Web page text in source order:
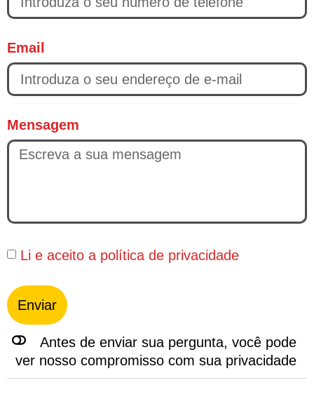
Email
Mensagem
Li e aceito a política de privacidade
Enviar
Antes de enviar sua pergunta, você pode
ver nosso compromisso com sua privacidade